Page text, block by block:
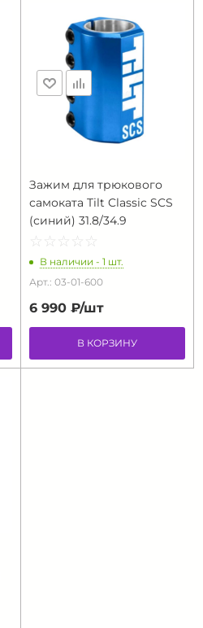
Зажим для трюкового
самоката Tilt Classic SCS
(синий) 31.8/34.9
☆ ☆ ☆ ☆ ☆
★ ★ ★ ★ ★
В наличии - 1 шт.
Арт.: 03-01-600
6 990 ₽/шт
В КОРЗИНУ